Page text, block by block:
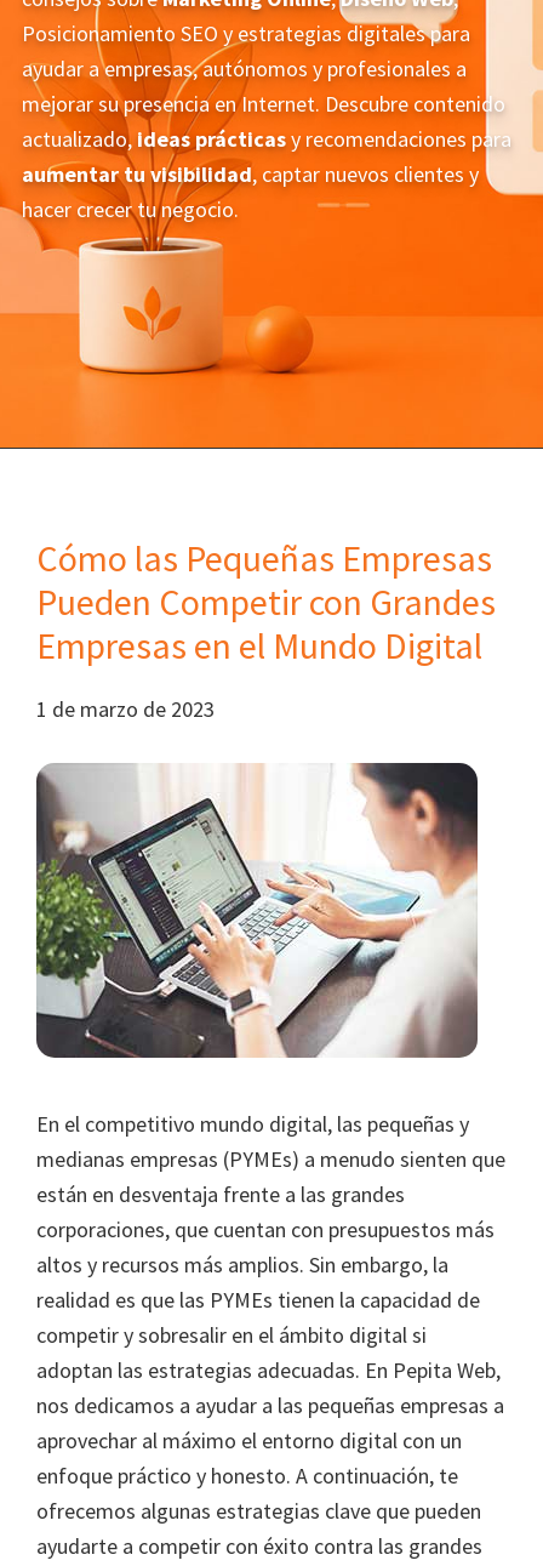
Posicionamiento SEO y estrategias digitales para
ayudar a empresas, autónomos y profesionales a
mejorar su presencia en Internet. Descubre contenido
actualizado,ideas prácticasy recomendaciones para
aumentar tu visibilidad, captar nuevos clientes y
hacer crecer tu negocio.
Cómo las Pequeñas Empresas
Pueden Competir con Grandes
Empresas en el Mundo Digital
1 de marzo de 2023
En el competitivo mundo digital, las pequeñas y
medianas empresas (PYMEs) a menudo sienten que
están en desventaja frente a las grandes
corporaciones, que cuentan con presupuestos más
altos y recursos más amplios. Sin embargo, la
realidad es que las PYMEs tienen la capacidad de
competir y sobresalir en el ámbito digital si
adoptan las estrategias adecuadas. En Pepita Web,
nos dedicamos a ayudar a las pequeñas empresas a
aprovechar al máximo el entorno digital con un
enfoque práctico y honesto. A continuación, te
ofrecemos algunas estrategias clave que pueden
ayudarte a competir con éxito contra las grandes